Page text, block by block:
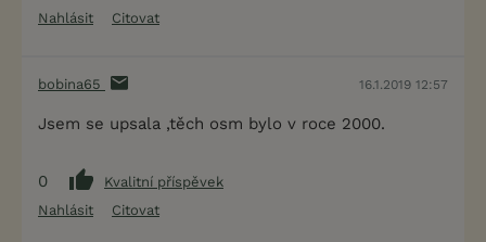
Nahlásit
Citovat
bobina65 16.1.2019 12:57
Jsem se upsala ,těch osm bylo v roce 2000.
0
Kvalitní příspěvek
Nahlásit
Citovat